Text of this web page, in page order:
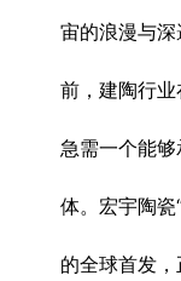
宙的浪漫与
前，建陶行业
急需一个能
体。宏宇陶
的全球首发